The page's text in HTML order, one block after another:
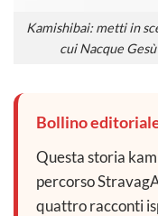
Kamishibai: metti in
cui Nacque
Bollino
Questa storia
percorso
quattro racconti